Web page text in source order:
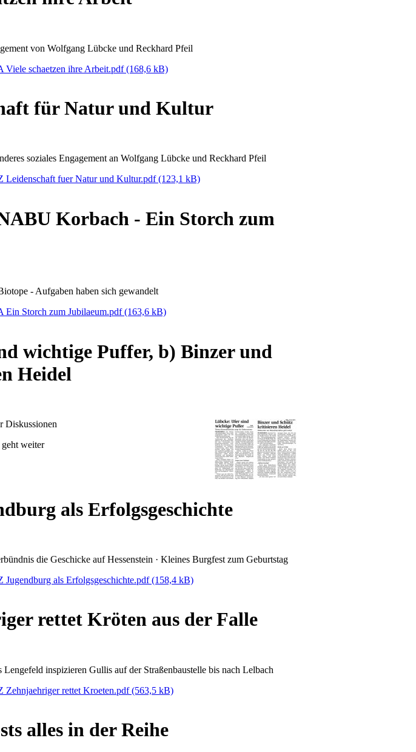
von Wolfgang Lübcke und Reckhard Pfeil
Viele schaetzen ihre Arbeit.pdf(168,6 kB)
für Natur und Kultur
soziales Engagement an Wolfgang Lübcke und Reckhard Pfeil
Leidenschaft fuer Natur und Kultur.pdf(123,1 kB)
Korbach - Ein Storch zum
- Aufgaben haben sich gewandelt
Ein Storch zum Jubilaeum.pdf(163,6 kB)
wichtige Puffer, b) Binzer und
Heidel
Diskussionen
weiter
als Erfolgsgeschichte
die Geschicke auf Hessenstein · Kleines Burgfest zum Geburtstag
Jugendburg als Erfolgsgeschichte.pdf(158,4 kB)
rettet Kröten aus der Falle
inspizieren Gullis auf der Straßenbaustelle bis nach Lelbach
Zehnjaehriger rettet Kroeten.pdf(563,5 kB)
alles in der Reihe